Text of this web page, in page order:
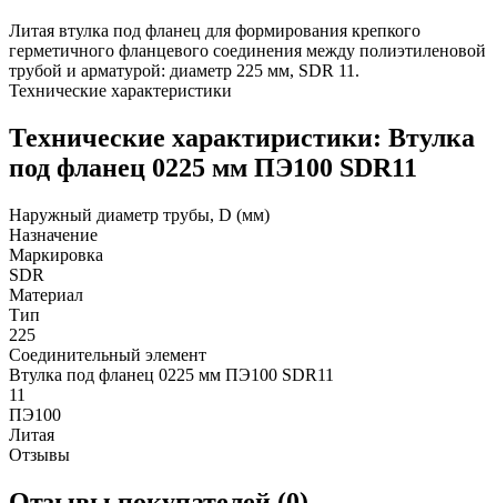
Литая втулка под фланец для формирования крепкого
герметичного фланцевого соединения между полиэтиленовой
трубой и арматурой: диаметр 225 мм, SDR 11.
Технические характеристики
Технические характиристики: Втулка
под фланец 0225 мм ПЭ100 SDR11
Наружный диаметр трубы, D (мм)
Назначение
Маркировка
SDR
Материал
Тип
225
Соединительный элемент
Втулка под фланец 0225 мм ПЭ100 SDR11
11
ПЭ100
Литая
Отзывы